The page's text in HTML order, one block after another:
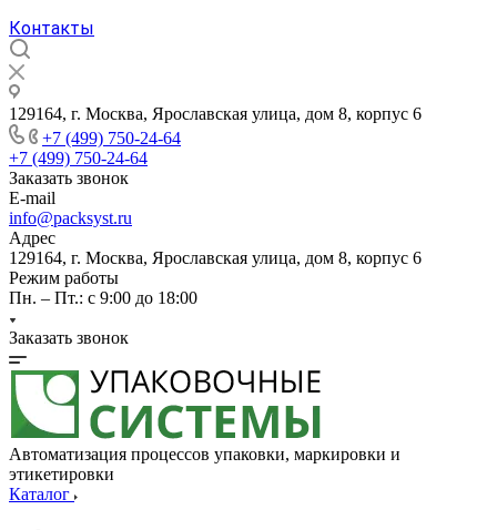
Контакты
129164, г. Москва, Ярославская улица, дом 8, корпус 6
+7 (499) 750-24-64
+7 (499) 750-24-64
Заказать звонок
E-mail
info@packsyst.ru
Адрес
129164, г. Москва, Ярославская улица, дом 8, корпус 6
Режим работы
Пн. – Пт.: с 9:00 до 18:00
Заказать звонок
Автоматизация процессов упаковки, маркировки и
этикетировки
Каталог